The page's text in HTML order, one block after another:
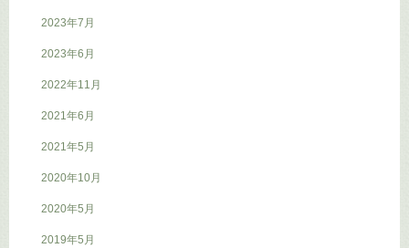
2023年7月
2023年6月
2022年11月
2021年6月
2021年5月
2020年10月
2020年5月
2019年5月